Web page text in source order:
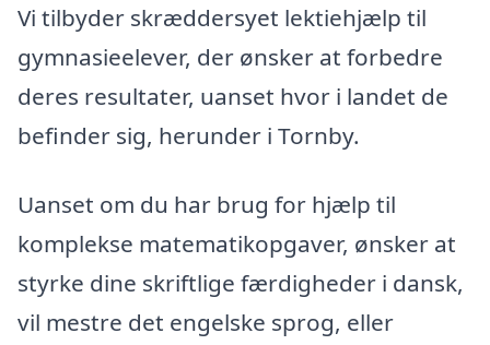
Vi tilbyder skræddersyet lektiehjælp til
gymnasieelever, der ønsker at forbedre
deres resultater, uanset hvor i landet de
befinder sig, herunder i Tornby.
Uanset om du har brug for hjælp til
komplekse matematikopgaver, ønsker at
styrke dine skriftlige færdigheder i dansk,
vil mestre det engelske sprog, eller